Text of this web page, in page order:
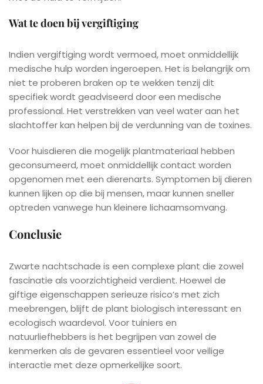
Wat te doen bij vergiftiging
Indien vergiftiging wordt vermoed, moet onmiddellijk
medische hulp worden ingeroepen. Het is belangrijk om
niet te proberen braken op te wekken tenzij dit
specifiek wordt geadviseerd door een medische
professional. Het verstrekken van veel water aan het
slachtoffer kan helpen bij de verdunning van de toxines.
Voor huisdieren die mogelijk plantmateriaal hebben
geconsumeerd, moet onmiddellijk contact worden
opgenomen met een dierenarts. Symptomen bij dieren
kunnen lijken op die bij mensen, maar kunnen sneller
optreden vanwege hun kleinere lichaamsomvang.
Conclusie
Zwarte nachtschade is een complexe plant die zowel
fascinatie als voorzichtigheid verdient. Hoewel de
giftige eigenschappen serieuze risico’s met zich
meebrengen, blijft de plant biologisch interessant en
ecologisch waardevol. Voor tuiniers en
natuurliefhebbers is het begrijpen van zowel de
kenmerken als de gevaren essentieel voor veilige
interactie met deze opmerkelijke soort.